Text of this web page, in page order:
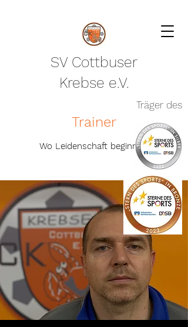
SV Cottbuser
Krebse e.V.
Träger des
Trainer
Wo Leidenschaft beginnt ...